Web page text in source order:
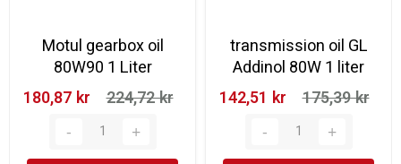
Motul gearbox oil
80W90 1 Liter
180,87 kr‎
224,72 kr‎
transmission oil GL
Addinol 80W 1 liter
142,51 kr‎
175,39 kr‎